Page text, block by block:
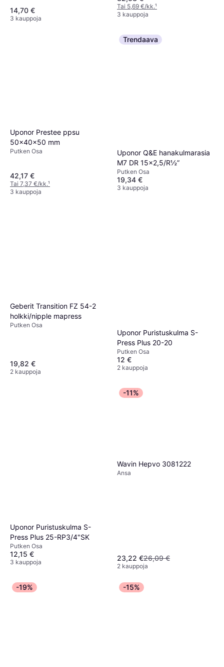
14,70 €
3 kauppoja
Tai 5,69 €/kk.¹
3 kauppoja
Uponor Prestee ppsu
50x40x50 mm
Putken Osa
42,17 €
Tai 7,37 €/kk.¹
3 kauppoja
Trendaava
Uponor Q&E hanakulmarasia
M7 DR 15x2,5/R½”
Putken Osa
19,34 €
3 kauppoja
Geberit Transition FZ 54-2
holkki/nipple mapress
Putken Osa
19,82 €
2 kauppoja
Uponor Puristuskulma S-
Press Plus 20-20
Putken Osa
12 €
2 kauppoja
Uponor Puristuskulma S-
Press Plus 25-RP3/4"SK
Putken Osa
12,15 €
3 kauppoja
-11%
Wavin Hepvo 3081222
Ansa
23,22 €26,09 €
2 kauppoja
-19% -15%